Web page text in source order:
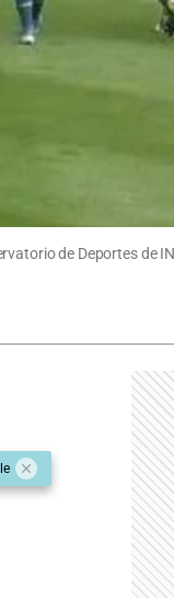
de Deportes de